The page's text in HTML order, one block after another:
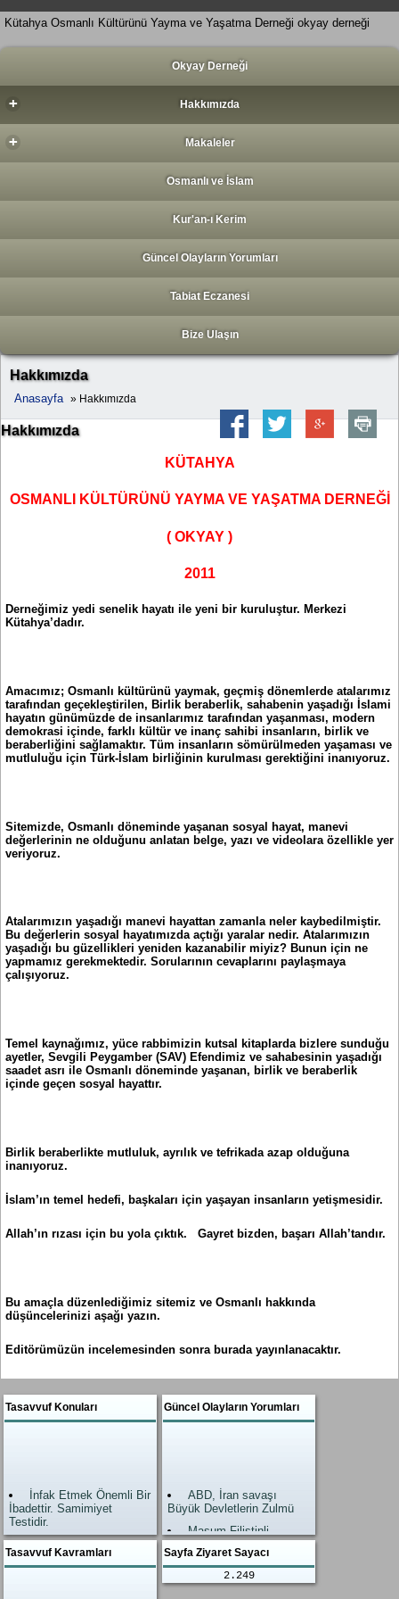
Kütahya Osmanlı Kültürünü Yayma ve Yaşatma Derneği okyay derneği
Okyay Derneği
+ Hakkımızda
+ Makaleler
Osmanlı ve İslam
Kur'an-ı Kerim
Güncel Olayların Yorumları
Tabiat Eczanesi
Bize Ulaşın
Hakkımızda
Anasayfa » Hakkımızda
Hakkımızda
KÜTAHYA
OSMANLI KÜLTÜRÜNÜ YAYMA VE YAŞATMA DERNEĞİ
( OKYAY )
2011
Derneğimiz yedi senelik hayatı ile yeni bir kuruluştur. Merkezi
Kütahya’dadır.
Amacımız; Osmanlı kültürünü yaymak, geçmiş dönemlerde atalarımız
tarafından geçekleştirilen, Birlik beraberlik, sahabenin yaşadığı İslami
hayatın günümüzde de insanlarımız tarafından yaşanması, modern
demokrasi içinde, farklı kültür ve inanç sahibi insanların, birlik ve
beraberliğini sağlamaktır. Tüm insanların sömürülmeden yaşaması ve
mutluluğu için Türk-İslam birliğinin kurulması gerektiğini inanıyoruz.
Sitemizde, Osmanlı döneminde yaşanan sosyal hayat, manevi
değerlerinin ne olduğunu anlatan belge, yazı ve videolara özellikle yer
veriyoruz.
Atalarımızın yaşadığı manevi hayattan zamanla neler kaybedilmiştir.
Bu değerlerin sosyal hayatımızda açtığı yaralar nedir. Atalarımızın
yaşadığı bu güzellikleri yeniden kazanabilir miyiz? Bunun için ne
yapmamız gerekmektedir. Sorularının cevaplarını paylaşmaya
çalışıyoruz.
Temel kaynağımız, yüce rabbimizin kutsal kitaplarda bizlere sunduğu
ayetler, Sevgili Peygamber (SAV) Efendimiz ve sahabesinin yaşadığı
saadet asrı ile Osmanlı döneminde yaşanan, birlik ve beraberlik
içinde geçen sosyal hayattır.
Birlik beraberlikte mutluluk, ayrılık ve tefrikada azap olduğuna
inanıyoruz.
İslam’ın temel hedefi, başkaları için yaşayan insanların yetişmesidir.
Allah’ın rızası için bu yola çıktık. Gayret bizden, başarı Allah’tandır.
Bu amaçla düzenlediğimiz sitemiz ve Osmanlı hakkında
düşüncelerinizi aşağı yazın.
Editörümüzün incelemesinden sonra burada yayınlanacaktır.
Tasavvuf Konuları
İnfak Etmek Önemli Bir
İbadettir. Samimiyet
Testidir.
Allah’ın Zikri, Zikrullah
En Büyük İbadettir.
Güncel Olayların Yorumları
ABD, İran savaşı
Büyük Devletlerin Zulmü
Masum Filistinli
kardeşlerimiz
Allah Yardımı geldi.
Zalimler neye uğradıkları
Tasavvuf Kavramları
Sayfa Ziyaret Sayacı
2.249